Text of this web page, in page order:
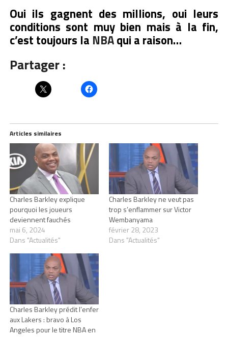
Oui ils gagnent des millions, oui leurs
conditions sont muy bien mais à la fin,
c’est toujours la NBAqui a raison…
Partager :
Articles similaires
Charles Barkley explique
pourquoi les joueurs
deviennent fauchés
mai 6, 2024
Dans "Actualités"
Charles Barkley ne veut pas
trop s’enflammer sur Victor
Wembanyama
février 28, 2023
Dans "Actualités"
Charles Barkley prédit l’enfer
aux Lakers : bravo à Los
Angeles pour le titre NBA en